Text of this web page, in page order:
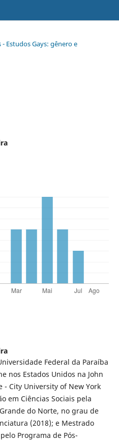
- Estudos Gays: gênero e
Federal da Paraíba
nos Estados Unidos na John
- City University of New York
em Ciências Sociais pela
do Norte, no grau de
(2018); e Mestrado
Programa de Pós-